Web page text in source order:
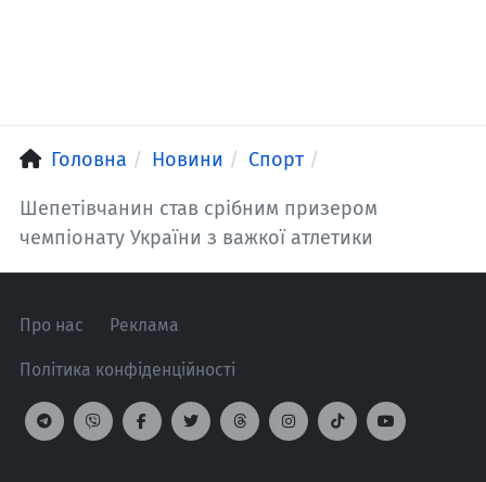
Головна Новини Спорт
Шепетівчанин став срібним призером
чемпіонату України з важкої атлетики
Про нас Реклама
Політика конфіденційності